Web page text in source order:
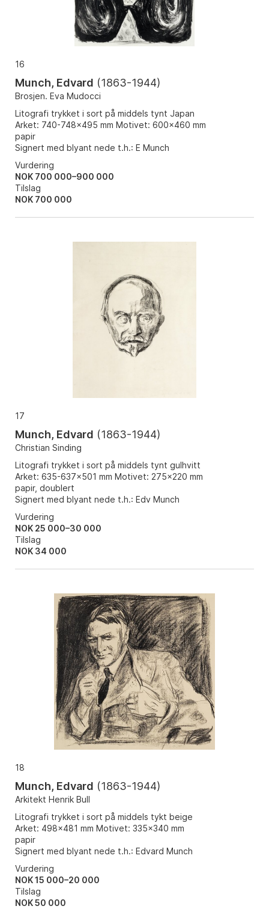
16
Munch, Edvard (1863-1944)
Brosjen. Eva Mudocci
Litografi trykket i sort på middels tynt Japan
Arket: 740-748x495 mm Motivet: 600x460 mm
papir
Signert med blyant nede t.h.: E Munch
Vurdering
NOK 700 000–900 000
Tilslag
NOK 700 000
17
Munch, Edvard (1863-1944)
Christian Sinding
Litografi trykket i sort på middels tynt gulhvitt
Arket: 635-637x501 mm Motivet: 275x220 mm
papir, doublert
Signert med blyant nede t.h.: Edv Munch
Vurdering
NOK 25 000–30 000
Tilslag
NOK 34 000
18
Munch, Edvard (1863-1944)
Arkitekt Henrik Bull
Litografi trykket i sort på middels tykt beige
Arket: 498x481 mm Motivet: 335x340 mm
papir
Signert med blyant nede t.h.: Edvard Munch
Vurdering
NOK 15 000–20 000
Tilslag
NOK50 000